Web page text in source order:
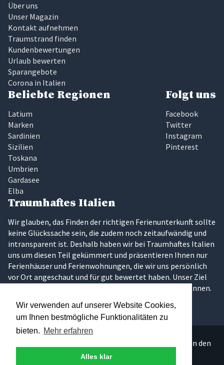
Wir verwenden auf unserer Website Cookies,
um Ihnen bestmögliche Funktionalitäten zu
bieten. Mehr erfahren
Alles klar
Über uns
Unser Magazin
Kontakt aufnehmen
Traumstrand finden
Kundenbewertungen
Urlaub bewerten
Sparangebote
Corona in Italien
Beliebte Regionen
Latium
Marken
Sardinien
Sizilien
Toskana
Umbrien
Gardasee
Elba
Folgt uns
Facebook
Twitter
Instagram
Pinterest
Traumhaftes Italien
Wir glauben, das Finden der richtigen Ferienunterkunft sollte
keine Glückssache sein, die zudem noch zeitaufwändig und
intransparent ist. Deshalb haben wir bei Traumhaftes Italien
uns um diesen Teil gekümmert und präsentieren Ihnen nur
Ferienhäuser und Ferienwohnungen, die wir uns persönlich
vor Ort angeschaut und für gut bewertet haben. Unser Ziel
ist es, dass Sie Ihren Traumurlaub in Italien erleben können.
Über 300 persönlich ausgesuchte Ferienunterkünfte in den
schönsten Regionen Italiens.